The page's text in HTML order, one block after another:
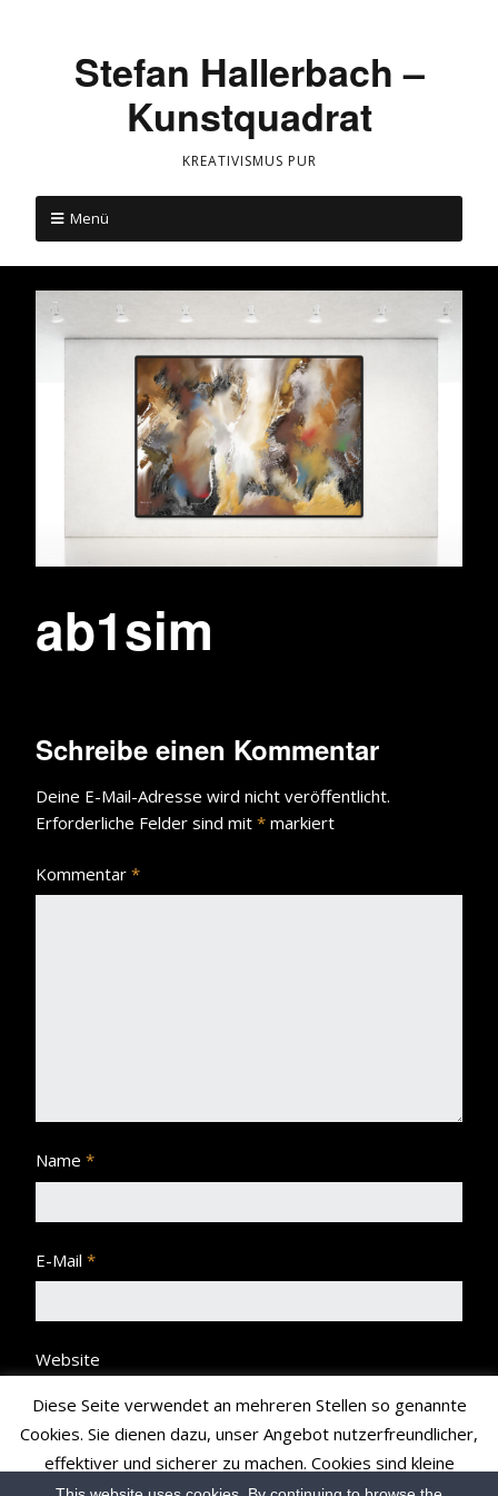
Stefan Hallerbach –
Kunstquadrat
KREATIVISMUS PUR
Menü
ab1sim
Schreibe einen Kommentar
Deine E-Mail-Adresse wird nicht veröffentlicht.
Erforderliche Felder sind mit * markiert
Kommentar *
Name *
E-Mail *
Website
Diese Seite verwendet an mehreren Stellen so genannte
Cookies. Sie dienen dazu, unser Angebot nutzerfreundlicher,
effektiver und sicherer zu machen. Cookies sind kleine